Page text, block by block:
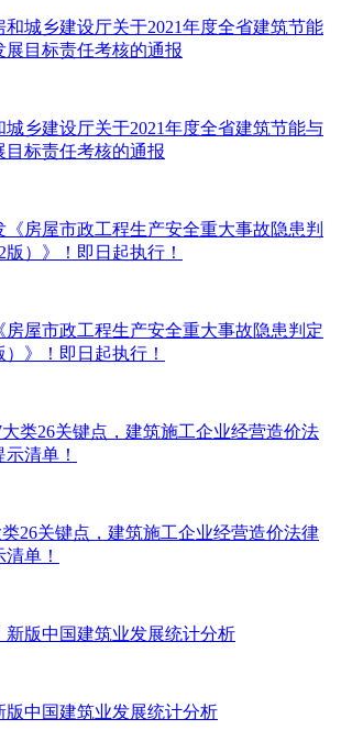
城乡建设厅关于2021年度全省建筑节能与
目标责任考核的通报
房屋市政工程生产安全重大事故隐患判定
）》！即日起执行！
26关键点，建筑施工企业经营造价法律
单！
版中国建筑业发展统计分析